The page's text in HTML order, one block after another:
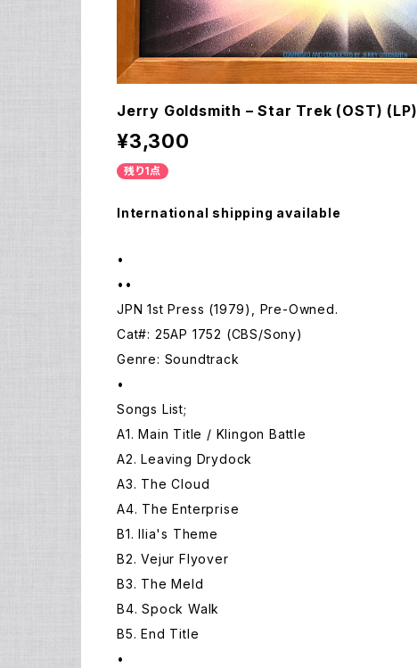
Jerry Goldsmith – Star Trek (OST) (LP)
¥3,300
残り1点
International shipping available
•
••
JPN 1st Press (1979), Pre-Owned.
Cat#: 25AP 1752 (CBS/Sony)
Genre: Soundtrack
•
Songs List;
A1. Main Title / Klingon Battle
A2. Leaving Drydock
A3. The Cloud
A4. The Enterprise
B1. Ilia's Theme
B2. Vejur Flyover
B3. The Meld
B4. Spock Walk
B5. End Title
•